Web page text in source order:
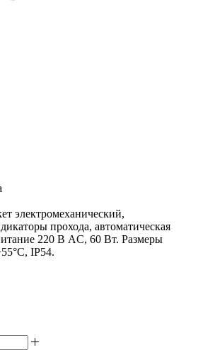
электромеханический,
прохода, автоматическая
220 В AC, 60 Вт. Размеры
IP54.